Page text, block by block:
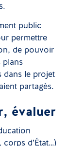
public
permettre
de pouvoir
plans
dans le projet
partagés.
évaluer
d’État…)